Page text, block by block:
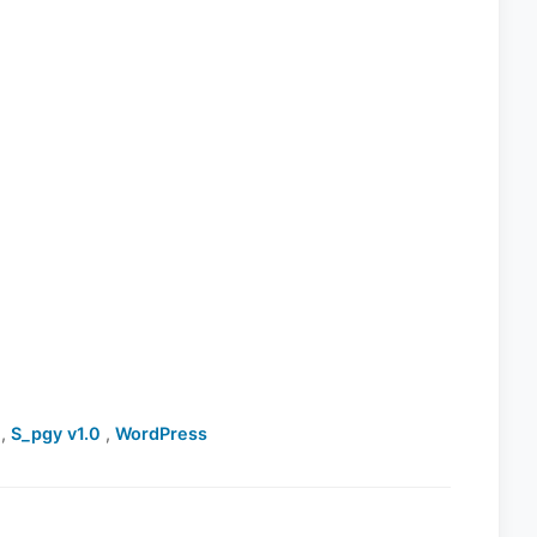
S_pgy v1.0 , WordPress